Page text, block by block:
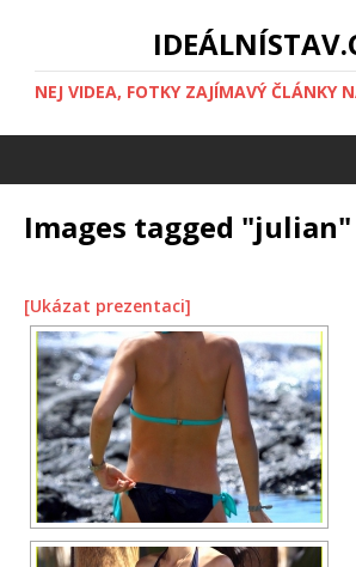
NEJ VIDEA, FOTKY ZAJÍMAVÝ ČLÁNKY
Images tagged "julian"
[Ukázat prezentaci]